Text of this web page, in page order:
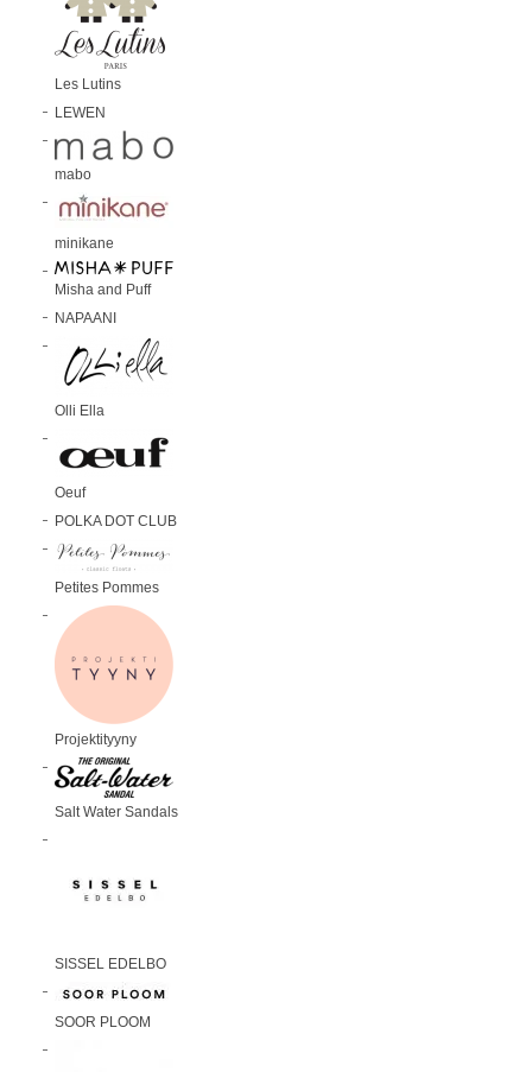
Les Lutins
LEWEN
mabo
minikane
Misha and Puff
NAPAANI
Olli Ella
Oeuf
POLKA DOT CLUB
Petites Pommes
Projektityyny
Salt Water Sandals
SISSEL EDELBO
SOOR PLOOM